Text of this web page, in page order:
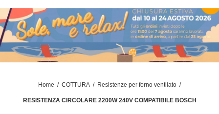
Home / COTTURA / Resistenze per forno ventilato /
RESISTENZA CIRCOLARE 2200W 240V COMPATIBILE BOSCH